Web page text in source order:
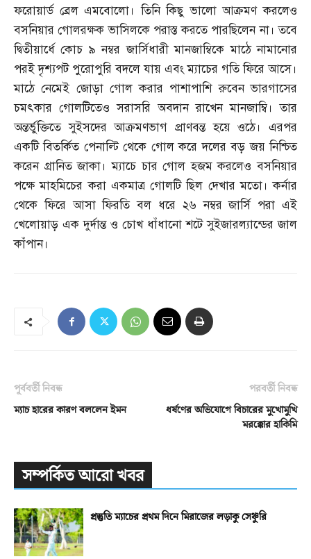
ফরোয়ার্ড ব্রেল এমবোলো। তিনি কিছু ভালো আক্রমণ করলেও
বসনিয়ার গোলরক্ষক ভাসিলকে পরাস্ত করতে পারছিলেন না। তবে
দ্বিতীয়ার্ধে কোচ ৯ নম্বর জার্সিধারী মানজাম্বিকে মাঠে নামানোর
পরই দৃশ্যপট পুরোপুরি বদলে যায় এবং ম্যাচের গতি ফিরে আসে।
মাঠে নেমেই জোড়া গোল করার পাশাপাশি রুবেন ভারগাসের
চমৎকার গোলটিতেও সরাসরি অবদান রাখেন মানজাম্বি। তার
অন্তর্ভুক্তিতে সুইসদের আক্রমণভাগ প্রাণবন্ত হয়ে ওঠে। এরপর
একটি বিতর্কিত পেনাল্টি থেকে গোল করে দলের বড় জয় নিশ্চিত
করেন গ্রানিত জাকা। ম্যাচে চার গোল হজম করলেও বসনিয়ার
পক্ষে মাহমিচের করা একমাত্র গোলটি ছিল দেখার মতো। কর্নার
থেকে ফিরে আসা ফিরতি বল ধরে ২৬ নম্বর জার্সি পরা এই
খেলোয়াড় এক দুর্দান্ত ও চোখ ধাঁধানো শটে সুইজারল্যান্ডের জাল
কাঁপান।
পূর্ববর্তী নিবন্ধ
ম্যাচ হারের কারণ বললেন ইমন
পরবর্তী নিবন্ধ
ধর্ষণের অভিযোগে বিচারের মুখোমুখি
মরক্কোর হাকিমি
সম্পর্কিত আরো খবর
প্রস্তুতি ম্যাচের প্রথম দিনে মিরাজের লড়াকু সেঞ্চুরি